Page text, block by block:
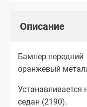
Описание
Бампер
оранжевый
Устанавливается
седан (2190).